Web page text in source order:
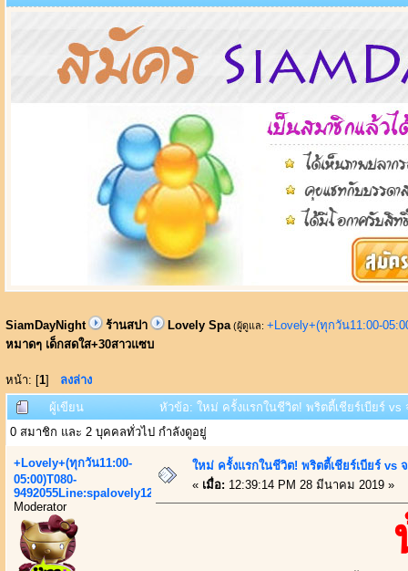
SiamDayNight ร้านสปา Lovely Spa (ผู้ดูแล: +Lovely+(ทุกวัน11:00-
หมาดๆ เด็กสดใส+30สาวแซบ
หน้า: [1] ลงล่าง
ผู้เขียน
หัวข้อ: ใหม่ ครั้งแรกในชีวิต! พริตตี้เชียร์เบียร์
0 สมาชิก และ 2 บุคคลทั่วไป กำลังดูอยู่
+Lovely+(ทุกวัน11:00-
05:00)T080-
9492055Line:spalovely123
Moderator
ใหม่ ครั้งแรกในชีวิต! พริตตี้เชียร์เบียร์ vs
« เมื่อ: 12:39:14 PM 28 มีนาคม 2019 »